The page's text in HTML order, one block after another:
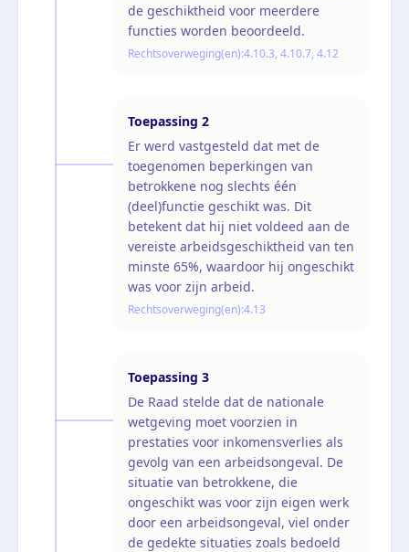
de geschiktheid voor meerdere
functies worden beoordeeld.
Rechtsoverweging(en):4.10.3, 4.10.7, 4.12
Toepassing 2
Er werd vastgesteld dat met de
toegenomen beperkingen van
betrokkene nog slechts één
(deel)functie geschikt was. Dit
betekent dat hij niet voldeed aan de
vereiste arbeidsgeschiktheid van ten
minste 65%, waardoor hij ongeschikt
was voor zijn arbeid.
Rechtsoverweging(en):4.13
Toepassing 3
De Raad stelde dat de nationale
wetgeving moet voorzien in
prestaties voor inkomensverlies als
gevolg van een arbeidsongeval. De
situatie van betrokkene, die
ongeschikt was voor zijn eigen werk
door een arbeidsongeval, viel onder
de gedekte situaties zoals bedoeld